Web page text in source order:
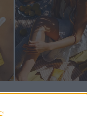
SE TARTINER